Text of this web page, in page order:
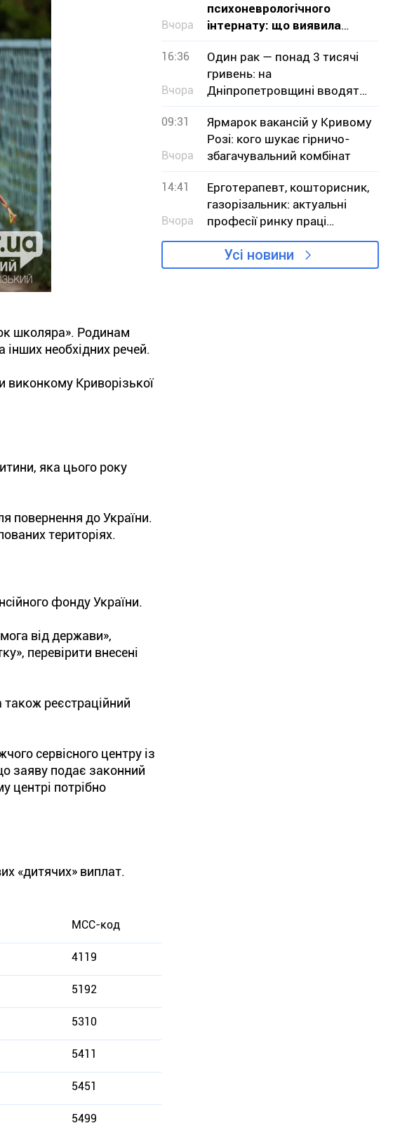
школяра». Родинам
інших необхідних речей.
виконкому Криворізької
яка цього року
повернення до України.
територіях.
фонду України.
від держави»,
перевірити внесені
реєстраційний
сервісного центру із
заяву подає законний
центрі потрібно
«дитячих» виплат.
МСС-код
4119
5192
5310
5411
5451
5499
Вчора
психоневрологічного
інтернату: що виявила
перевірка на Криворіжжі
16:36
Вчора
Один рак — понад 3 тисячі
гривень: на
Дніпропетровщині вводять
заборону на вилов
09:31
Вчора
Ярмарок вакансій у Кривому
Розі: кого шукає гірничо-
збагачувальний комбінат
14:41
Вчора
Ерготерапевт, кошторисник,
газорізальник: актуальні
професії ринку праці
Дніпропетровщини в серпні
Усі новини